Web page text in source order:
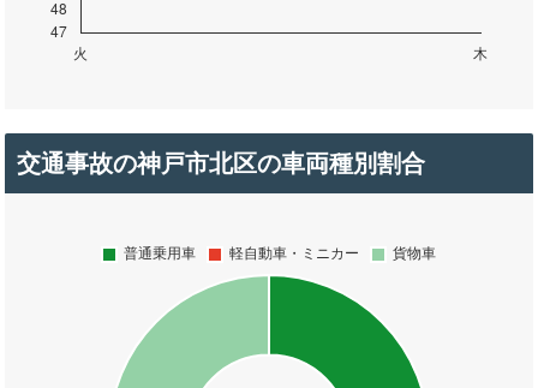
交通事故の神戸市北区の車両種別割合